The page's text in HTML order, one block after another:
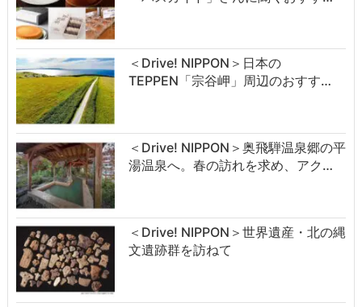
＜Drive! NIPPON＞日本の
TEPPEN「宗谷岬」周辺のおすす…
＜Drive! NIPPON＞奥飛騨温泉郷の平
湯温泉へ。春の訪れを求め、アク…
＜Drive! NIPPON＞世界遺産・北の縄
文遺跡群を訪ねて